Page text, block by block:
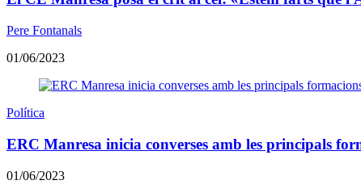
Pere Fontanals
01/06/2023
Política
ERC Manresa inicia converses amb les principals
01/06/2023